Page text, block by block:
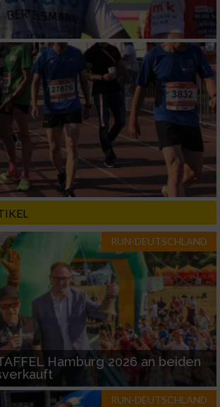
RUN-DEUTSCHLAND
Hamburg 2026 an beiden
RUN-DEUTSCHLAND
aktiv angeforderten